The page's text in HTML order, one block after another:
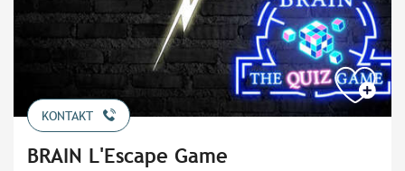
KONTAKT
BRAIN L'Escape Game